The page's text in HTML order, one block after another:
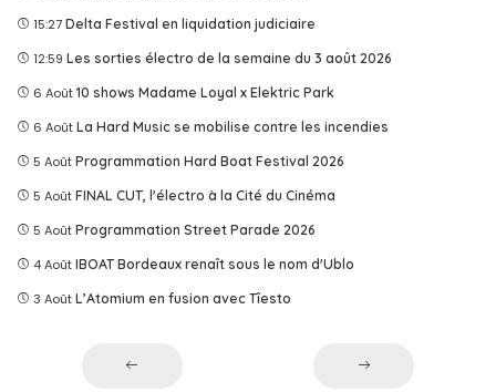
15:27 Delta Festival en liquidation judiciaire
12:59 Les sorties électro de la semaine du 3 août 2026
6 Août 10 shows Madame Loyal x Elektric Park
6 Août La Hard Music se mobilise contre les incendies
5 Août Programmation Hard Boat Festival 2026
5 Août FINAL CUT, l'électro à la Cité du Cinéma
5 Août Programmation Street Parade 2026
4 Août IBOAT Bordeaux renaît sous le nom d'Ublo
3 Août L’Atomium en fusion avec Tîesto